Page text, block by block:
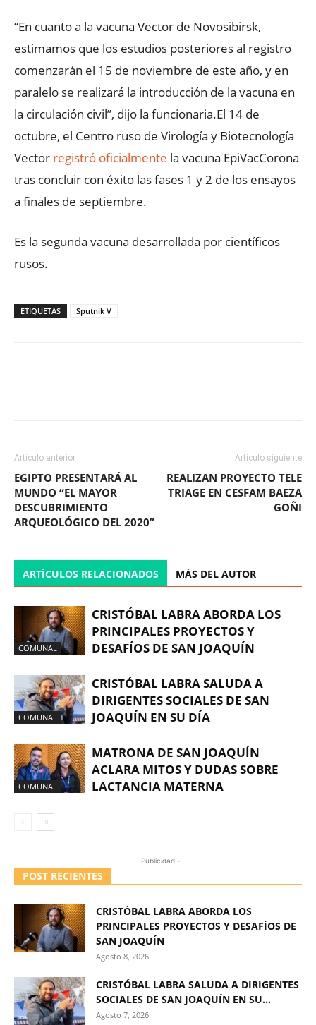
“En cuanto a la vacuna Vector de Novosibirsk,
estimamos que los estudios posteriores al registro
comenzarán el 15 de noviembre de este año, y en
paralelo se realizará la introducción de la vacuna en
la circulación civil”, dijo la funcionaria.El 14 de
octubre, el Centro ruso de Virología y Biotecnología
Vector registró oficialmente la vacuna EpiVacCorona
tras concluir con éxito las fases 1 y 2 de los ensayos
a finales de septiembre.
Es la segunda vacuna desarrollada por científicos
rusos.
ETIQUETAS Sputnik V
Artículo anterior
EGIPTO PRESENTARÁ AL
MUNDO “EL MAYOR
DESCUBRIMIENTO
ARQUEOLÓGICO DEL 2020”
Artículo siguiente
REALIZAN PROYECTO TELE
TRIAGE EN CESFAM BAEZA
GOÑI
ARTÍCULOS RELACIONADOS MÁS DEL AUTOR
COMUNAL
CRISTÓBAL LABRA ABORDA LOS
PRINCIPALES PROYECTOS Y
DESAFÍOS DE SAN JOAQUÍN
COMUNAL
CRISTÓBAL LABRA SALUDA A
DIRIGENTES SOCIALES DE SAN
JOAQUÍN EN SU DÍA
COMUNAL
MATRONA DE SAN JOAQUÍN
ACLARA MITOS Y DUDAS SOBRE
LACTANCIA MATERNA
- Publicidad -
POST RECIENTES
CRISTÓBAL LABRA ABORDA LOS
PRINCIPALES PROYECTOS Y DESAFÍOS DE
SAN JOAQUÍN
Agosto 8, 2026
CRISTÓBAL LABRA SALUDA A DIRIGENTES
SOCIALES DE SAN JOAQUÍN EN SU...
Agosto 7, 2026